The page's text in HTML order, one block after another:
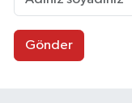
Gönder